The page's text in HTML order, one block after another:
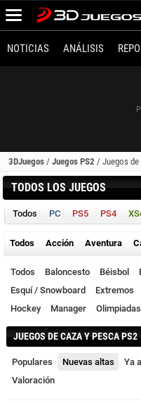
NOTICIAS ANÁLISIS
3DJuegos / Juegos PS2 / Juegos de
TODOS LOS JUEGOS
Todos PC PS5 PS4
Todos Acción Aventura
Todos Baloncesto Béisbol
Esquí / Snowboard
Extremos
Hockey
Manager Olimpiadas
JUEGOS DE CAZA Y PESCA PS2
Populares Nuevas altas Ya
Valoración